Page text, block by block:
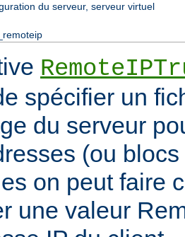
du serveur, serveur virtuel
spécifier un
du serveur
(ou
on peut faire
une valeur